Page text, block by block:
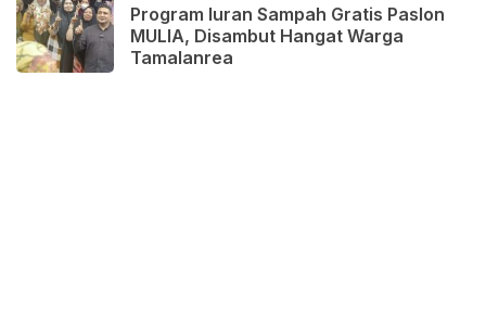
Program Iuran Sampah Gratis Paslon
MULIA, Disambut Hangat Warga
Tamalanrea